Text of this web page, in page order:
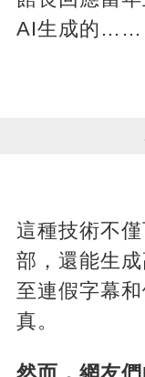
AI生成的……
這種技術不
部，還能生
至連假字幕
真。